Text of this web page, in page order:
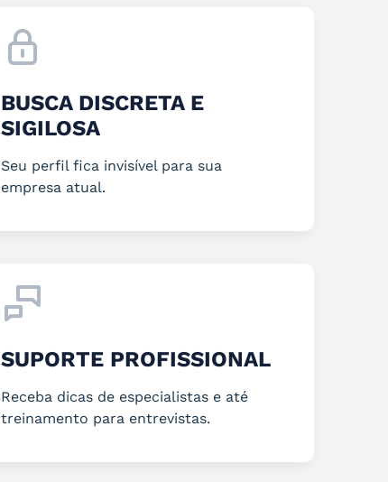
BUSCA DISCRETA E
SIGILOSA
Seu perfil fica invisível para sua
empresa atual.
SUPORTE PROFISSIONAL
Receba dicas de especialistas e até
treinamento para entrevistas.